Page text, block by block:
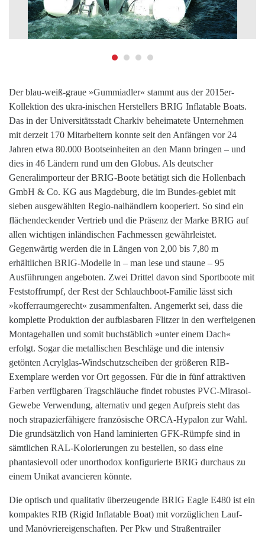
Der blau-weiß-graue »Gummiadler« stammt aus der2015er-
Kollektion des ukra-inischen Herstellers BRIG Inflatable Boats.
Das in der Universitätsstadt Charkiv beheimatete Unternehmen
mit derzeit 170 Mitarbeitern konnte seit den Anfängen vor 24
Jahren etwa 80.000 Bootseinheiten an den Mann bringen – und
dies in 46 Ländern rund um den Globus. Als deutscher
Generalimporteur der BRIG-Boote betätigt sich die Hollenbach
GmbH & Co. KG aus Magdeburg, die im Bundes-gebiet mit
sieben ausgewählten Regio-nalhändlern kooperiert. So sind ein
flächendeckender Vertrieb und die Präsenz der Marke BRIG auf
allen wichtigen inländischen Fachmessen gewährleistet.
Gegenwärtig werden die in Längen von 2,00 bis 7,80 m
erhältlichen BRIG-Modelle in – man lese und staune – 95
Ausführungen angeboten. Zwei Drittel davon sind Sportboote mit
Feststoffrumpf, der Rest der Schlauchboot-Familie lässt sich
»kofferraumgerecht« zusammenfalten. Angemerkt sei, dass die
komplette Produktion der aufblasbaren Flitzer in den werfteigenen
Montagehallen und somit buchstäblich »unter einem Dach«
erfolgt. Sogar die metallischen Beschläge und die intensiv
getönten Acrylglas-Windschutzscheiben der größeren RIB-
Exemplare werden vor Ort gegossen. Für die in fünf attraktiven
Farben verfügbaren Tragschläuche findet robustes PVC-Mirasol-
Gewebe Verwendung, alternativ und gegen Aufpreis steht das
noch strapazierfähigere französische ORCA-Hypalon zur Wahl.
Die grundsätzlich von Hand laminierten GFK-Rümpfe sind in
sämtlichen RAL-Kolorierungen zu bestellen, so dass eine
phantasievoll oder unorthodox konfigurierte BRIG durchaus zu
einem Unikat avancieren könnte.
Die optisch und qualitativ überzeugende BRIG Eagle E480 ist ein
kompaktes RIB (Rigid Inflatable Boat) mit vorzüglichen Lauf-
und Manövriereigenschaften. Per Pkw und Straßentrailer